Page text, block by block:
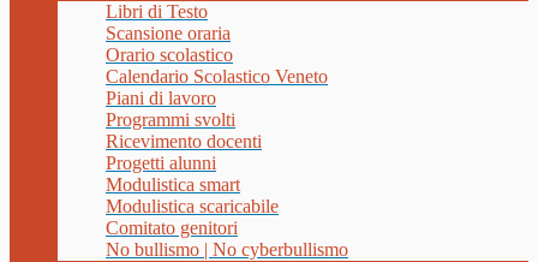
Libri di Testo
Scansione oraria
Orario scolastico
Calendario Scolastico Veneto
Piani di lavoro
Programmi svolti
Ricevimento docenti
Progetti alunni
Modulistica smart
Modulistica scaricabile
Comitato genitori
No bullismo | No cyberbullismo